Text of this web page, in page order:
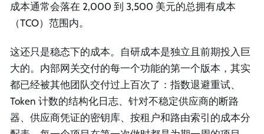
成本通常会落在 2,000 到 3,500 美元的总拥有成本
（TCO）范围内。
这还只是稳态下的成本。自研成本是独立且前期投入巨
大的。内部网关交付的每一个功能的第一个版本，其实
都已经被其他团队交付过上百次了：指数退避重试、
Token 计数的结构化日志、针对不稳定供应商的断路
器、供应商凭证的密钥库、按租户和路由索引的成本分